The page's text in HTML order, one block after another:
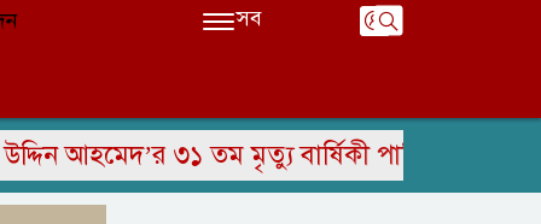
সব
আহমেদ’র ৩১ তম মৃত্যু বার্ষিকী পালিত